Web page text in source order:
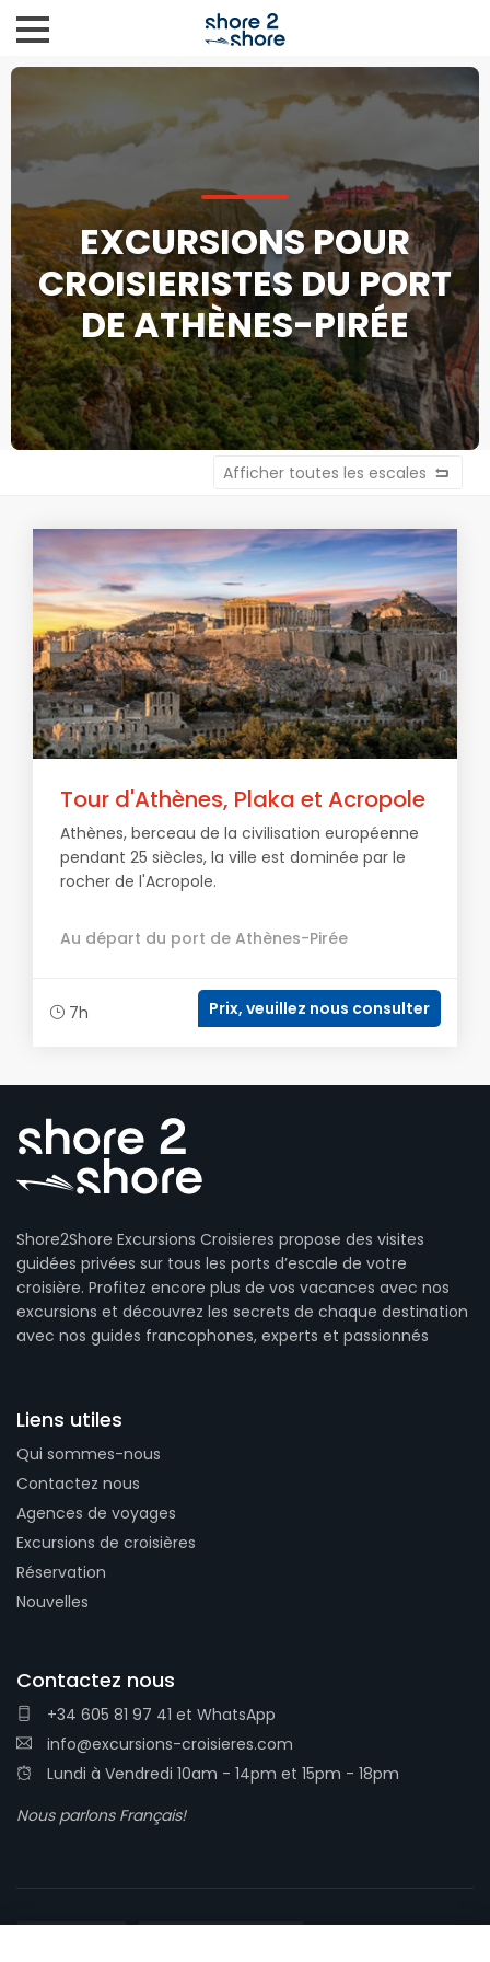
EXCURSIONS POUR
CROISIERISTES DU PORT
DE ATHÈNES-PIRÉE
Afficher toutes les escales
Tour d'Athènes, Plaka et Acropole
Athènes, berceau de la civilisation européenne
pendant 25 siècles, la ville est dominée par le
rocher de l'Acropole.
Au départ du port de Athènes-Pirée
7h Prix, veuillez nous consulter
Shore2Shore Excursions Croisieres propose des visites
guidées privées sur tous les ports d’escale de votre
croisière. Profitez encore plus de vos vacances avec nos
excursions et découvrez les secrets de chaque destination
avec nos guides francophones, experts et passionnés
Liens utiles
Qui sommes-nous
Contactez nous
Agences de voyages
Excursions de croisières
Réservation
Nouvelles
Contactez nous
+34 605 81 97 41 et WhatsApp
info@excursions-croisieres.com
Lundi à Vendredi 10am - 14pm et 15pm - 18pm
Nous parlons Français!